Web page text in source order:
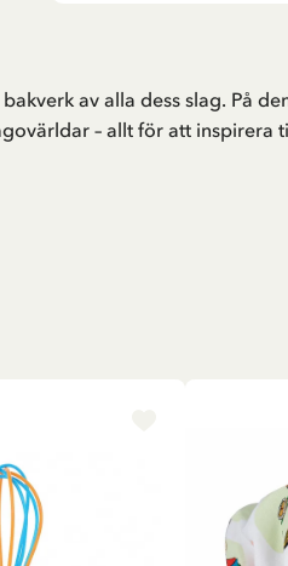
av alla dess slag. På
– allt för att inspirera